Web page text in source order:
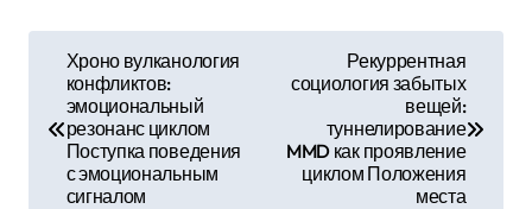
Хроно вулканология
конфликтов:
эмоциональный
резонанс циклом
Поступка поведения
с эмоциональным
сигналом
Рекуррентная
социология забытых
вещей:
туннелирование
MMD как проявление
циклом Положения
места